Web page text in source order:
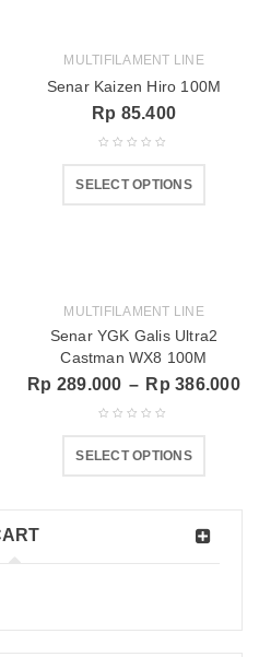
MULTIFILAMENT LINE
Senar Kaizen Hiro 100M
Rp 85.400
SELECT OPTIONS
MULTIFILAMENT LINE
Senar YGK Galis Ultra2
Castman WX8 100M
Rp 289.000 – Rp 386.000
SELECT OPTIONS